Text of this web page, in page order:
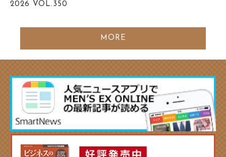
2026 VOL.350
MORE